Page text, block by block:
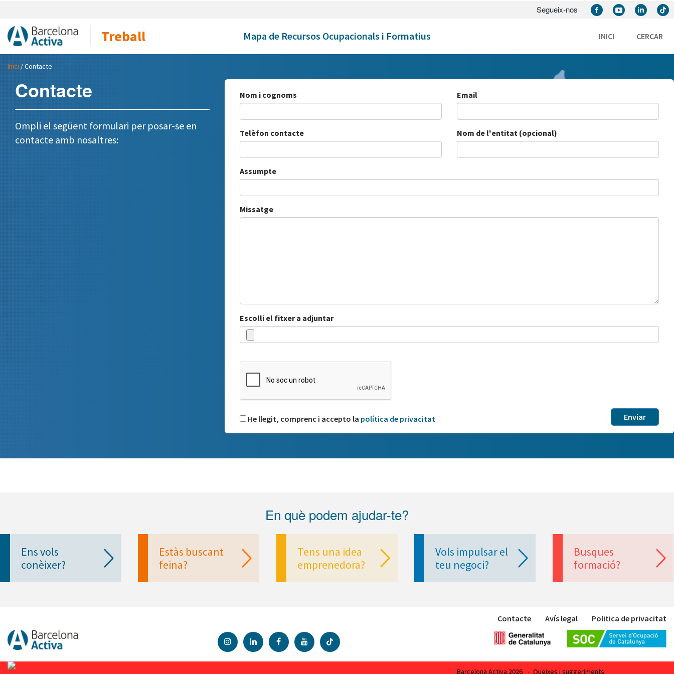
Segueix-nos
Mapa de Recursos Ocupacionals i Formatius
Treball INICI CERCAR
Inici / Contacte
Contacte
Ompli el següent formulari per posar-se en
contacte amb nosaltres:
Nom i cognoms Email
Telèfon contacte Nom de l'entitat (opcional)
Assumpte
Missatge
Escolli el fitxer a adjuntar
He llegit, comprenc i accepto la política de privacitat
En què podem ajudar-te?
Ens vols
conèixer?
Estàs buscant
feina?
Tens una idea
emprenedora?
Vols impulsar el
teu negoci?
Busques
formació?
Contacte Avís legal Politica de privacitat
Barcelona Activa 2026 • Queixes i suggeriments